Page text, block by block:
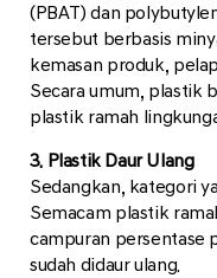
(PBAT) dan
tersebut berbasis
kemasan produk,
Secara umum, plastik
plastik ramah
3. Plastik Daur Ulang
Sedangkan, kategori
Semacam plastik
campuran persentase
sudah didaur ulang.